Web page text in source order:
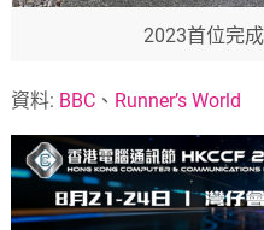
2023首位完
資料: BBC 、 Runner’s World